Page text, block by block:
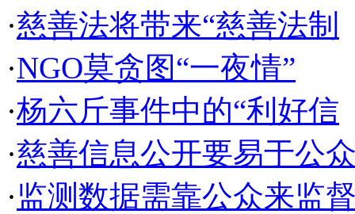
·慈善法将带来“慈善法制
·NGO莫贪图“一夜情”
·杨六斤事件中的“利好信
·慈善信息公开要易于公
·监测数据需靠公众来监